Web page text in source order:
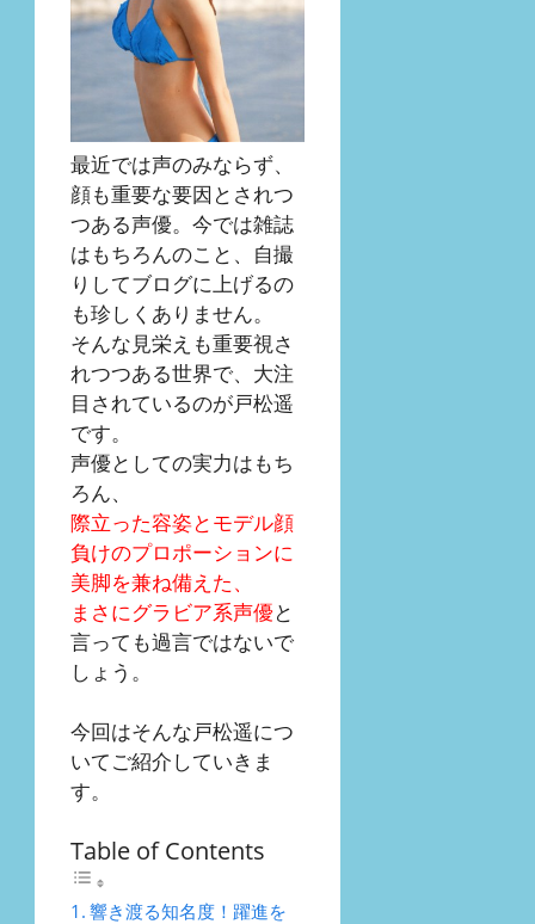
最近では声のみならず、
顔も重要な要因とされつ
つある声優。今では雑誌
はもちろんのこと、自撮
りしてブログに上げるの
も珍しくありません。
そんな見栄えも重要視さ
れつつある世界で、大注
目されているのが戸松遥
です。
声優としての実力はもち
ろん、
際立った容姿とモデル顔
負けのプロポーションに
美脚を兼ね備えた、
まさにグラビア系声優と
言っても過言ではないで
しょう。
今回はそんな戸松遥につ
いてご紹介していきま
す。
Table of Contents
響き渡る知名度！躍進を